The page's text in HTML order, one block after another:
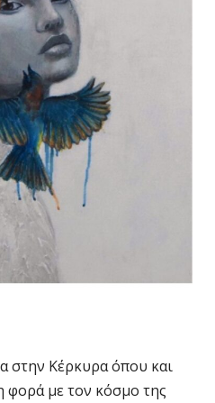
στην Κέρκυρα όπου και
φορά με τον κόσμο της